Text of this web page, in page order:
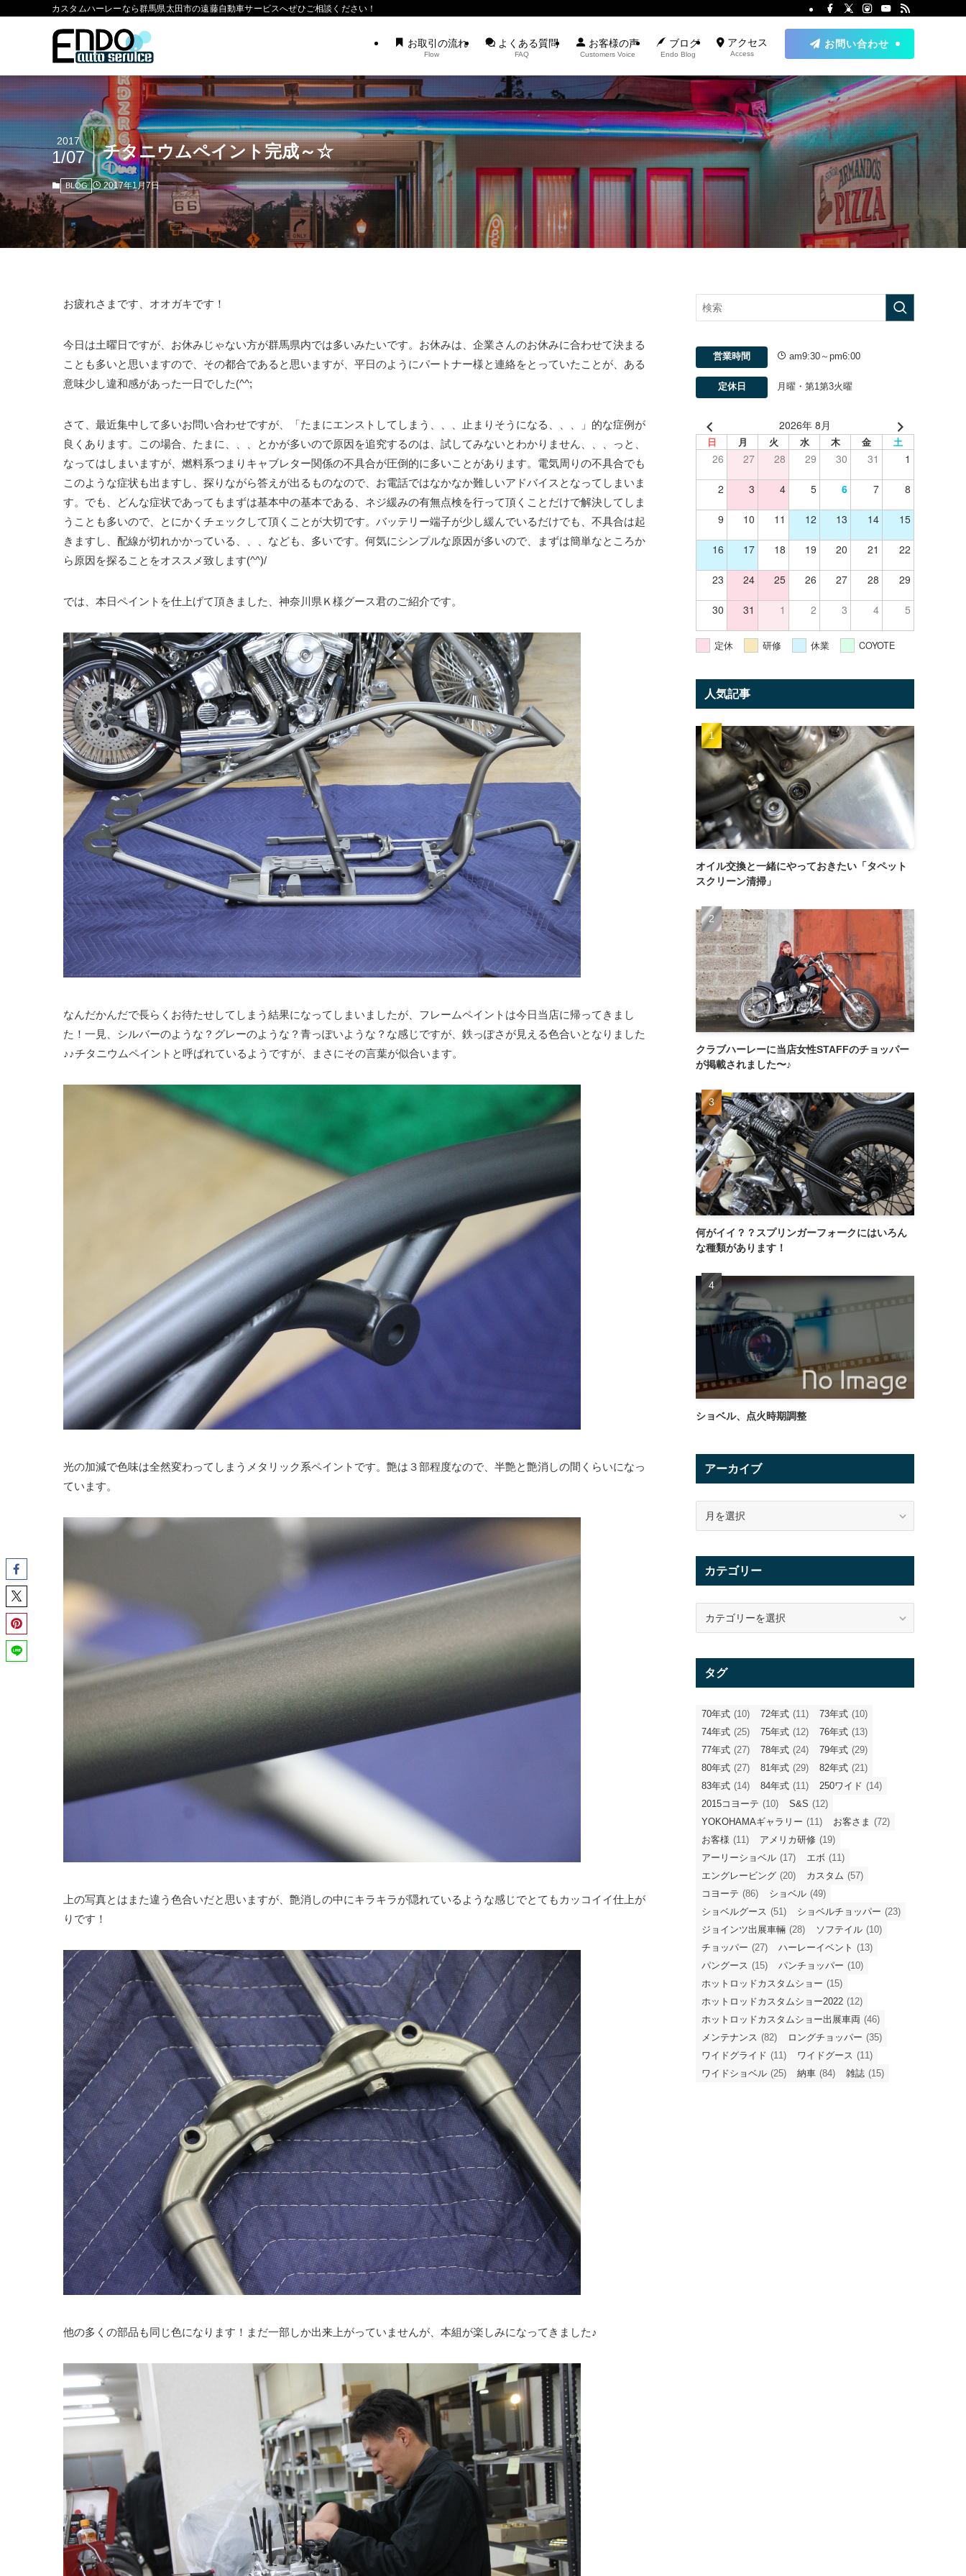
カスタムハーレーなら群馬県太田市の遠藤自動車サービスへぜひご相談ください！
お取引の流れ
Flow
よくある質問
FAQ
お客様の声
Customers Voice
ブログ
Endo Blog
アクセス
Access
お問い合わせ
チタニウムペイント完成～☆
2017
1/07
BLOG 2017年1月7日
お疲れさまです、オオガキです！
今日は土曜日ですが、お休みじゃない方が群馬県内では多いみたいです。お休みは、企業さんのお休みに合わせて決まる
ことも多いと思いますので、その都合であると思いますが、平日のようにパートナー様と連絡をとっていたことが、ある
意味少し違和感があった一日でした(^^;
さて、最近集中して多いお問い合わせですが、「たまにエンストしてしまう、、、止まりそうになる、、、」的な症例が
良くあります。この場合、たまに、、、とかが多いので原因を追究するのは、試してみないとわかりません、、、っと、
なってはしまいますが、燃料系つまりキャブレター関係の不具合が圧倒的に多いことがあります。電気周りの不具合でも
このような症状も出ますし、探りながら答えが出るものなので、お電話ではなかなか難しいアドバイスとなってしまいま
す。でも、どんな症状であってもまずは基本中の基本である、ネジ緩みの有無点検を行って頂くことだけで解決してしま
うことも多いので、とにかくチェックして頂くことが大切です。バッテリー端子が少し緩んでいるだけでも、不具合は起
きますし、配線が切れかかっている、、、なども、多いです。何気にシンプルな原因が多いので、まずは簡単なところか
ら原因を探ることをオススメ致します(^^)/
では、本日ペイントを仕上げて頂きました、神奈川県Ｋ様グース君のご紹介です。
なんだかんだで長らくお待たせしてしまう結果になってしまいましたが、フレームペイントは今日当店に帰ってきまし
た！一見、シルバーのような？グレーのような？青っぽいような？な感じですが、鉄っぽさが見える色合いとなりました
♪♪チタニウムペイントと呼ばれているようですが、まさにその言葉が似合います。
光の加減で色味は全然変わってしまうメタリック系ペイントです。艶は３部程度なので、半艶と艶消しの間くらいになっ
ています。
上の写真とはまた違う色合いだと思いますが、艶消しの中にキラキラが隠れているような感じでとてもカッコイイ仕上が
りです！
他の多くの部品も同じ色になります！まだ一部しか出来上がっていませんが、本組が楽しみになってきました♪
営業時間 am9:30～pm6:00
定休日 月曜・第1第3火曜
2026年 8月
日 月 火 水 木 金 土
26 27 28 29 30 31 1
2 3 4 5 6 7 8
9 10 11 12 13 14 15
16 17 18 19 20 21 22
23 24 25 26 27 28 29
30 31 1 2 3 4 5
定休 研修 休業 COYOTE
人気記事
オイル交換と一緒にやっておきたい「タペット
スクリーン清掃」
クラブハーレーに当店女性STAFFのチョッパー
が掲載されました〜♪
何がイイ？？スプリンガーフォークにはいろん
な種類があります！
ショベル、点火時期調整
アーカイブ
イ
カテゴリー
リ
タグ
70年式 (10) 72年式 (11) 73年式 (10)
74年式 (25) 75年式 (12) 76年式 (13)
77年式 (27) 78年式 (24) 79年式 (29)
80年式 (27) 81年式 (29) 82年式 (21)
83年式 (14) 84年式 (11) 250ワイド (14)
2015コヨーテ (10) S&S (12)
YOKOHAMAギャラリー (11) お客さま (72)
お客様 (11) アメリカ研修 (19)
アーリーショベル (17) エボ (11)
エングレービング (20) カスタム (57)
コヨーテ (86) ショベル (49)
ショベルグース (51) ショベルチョッパー (23)
ジョインツ出展車輛 (28) ソフテイル (10)
チョッパー (27) ハーレーイベント (13)
パングース (15) パンチョッパー (10)
ホットロッドカスタムショー (15)
ホットロッドカスタムショー2022 (12)
ホットロッドカスタムショー出展車両 (46)
メンテナンス (82) ロングチョッパー (35)
ワイドグライド (11) ワイドグース (11)
ワイドショベル (25) 納車 (84) 雑誌 (15)